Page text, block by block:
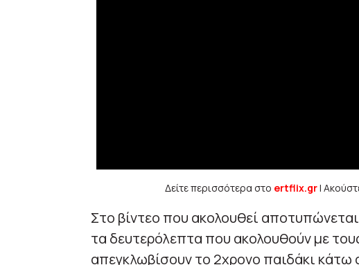
Δείτε περισσότερα στο ertflix.gr|
Στο βίντεο που ακολουθεί
τα δευτερόλεπτα που ακολουθούν με
απεγκλωβίσουν το 2χρονο παιδάκι